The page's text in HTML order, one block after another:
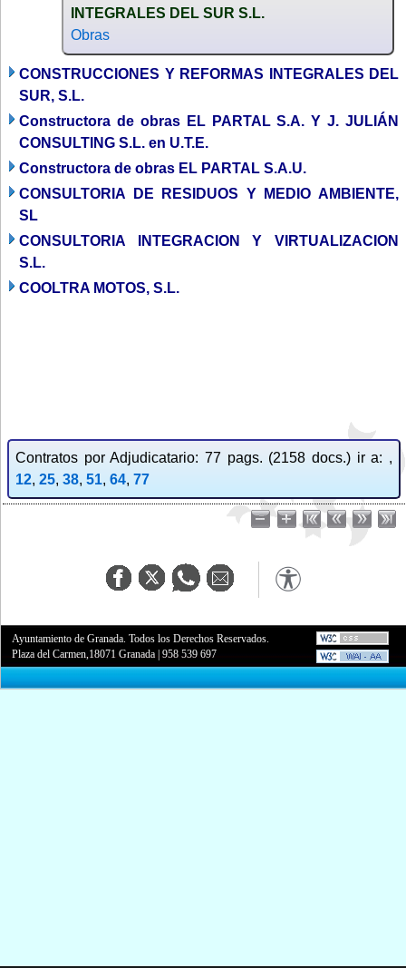
INTEGRALES DEL SUR S.L.
Obras
CONSTRUCCIONES Y REFORMAS INTEGRALES DEL
SUR, S.L.
Constructora de obras EL PARTAL S.A. Y J. JULIÁN
CONSULTING S.L. en U.T.E.
Constructora de obras EL PARTAL S.A.U.
CONSULTORIA DE RESIDUOS Y MEDIO AMBIENTE,
SL
CONSULTORIA INTEGRACION Y VIRTUALIZACION
S.L.
COOLTRA MOTOS, S.L.
Contratos por Adjudicatario: 77 pags. (2158 docs.) ir a: ,
12, 25, 38, 51, 64, 77
Ayuntamiento de Granada. Todos los Derechos Reservados.
Plaza del Carmen,18071 Granada |958 539 697